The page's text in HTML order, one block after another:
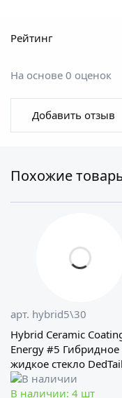
Рейтинг
На основе 0 оценок
Добавить отзыв
Похожие
арт. hybrid5\30
Hybrid Ceramic
Energy #5 Гибридное
жидкое стекло
В наличии: 4 шт